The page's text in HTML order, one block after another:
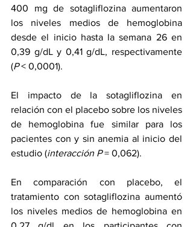
400 mg de sotagliflozina aumentaron
los niveles medios de hemoglobina
desde el inicio hasta la semana 26 en
0,39 g/dL y 0,41 g/dL, respectivamente
(P < 0,0001).
El impacto de la sotagliflozina en
relación con el placebo sobre los niveles
de hemoglobina fue similar para los
pacientes con y sin anemia al inicio del
estudio (interacción P = 0,062).
En comparación con placebo, el
tratamiento con sotagliflozina aumentó
los niveles medios de hemoglobina en